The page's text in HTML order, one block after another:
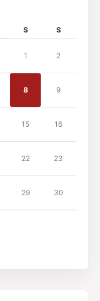
S S
1 2
8 9
15 16
22 23
29 30